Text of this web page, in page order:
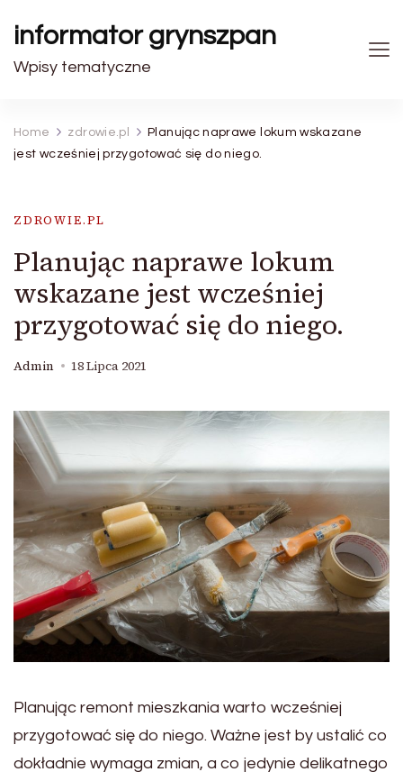
informator grynszpan
Wpisy tematyczne
Home zdrowie.pl
Planując naprawe lokum wskazane
jest wcześniej przygotować się do niego.
ZDROWIE.PL
Planując naprawe lokum
wskazane jest wcześniej
przygotować się do niego.
Admin 18 Lipca 2021
Planując remont mieszkania warto wcześniej
przygotować się do niego. Ważne jest by ustalić co
dokładnie wymaga zmian, a co jedynie delikatnego